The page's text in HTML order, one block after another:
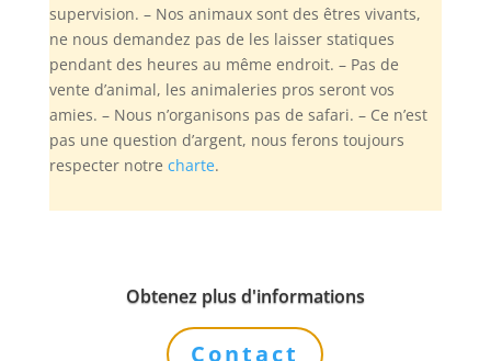
supervision. – Nos animaux sont des êtres vivants,
ne nous demandez pas de les laisser statiques
pendant des heures au même endroit. – Pas de
vente d’animal, les animaleries pros seront vos
amies. – Nous n’organisons pas de safari. – Ce n’est
pas une question d’argent, nous ferons toujours
respecter notre charte.
Obtenez plus d'informations
Contact